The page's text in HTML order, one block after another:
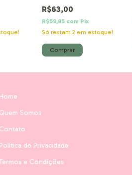
R$63,00
R$59,85 com Pix
Só restam 2 em estoque!
Home
Quem Somos
Contato
Política de Privacidade
e Condições